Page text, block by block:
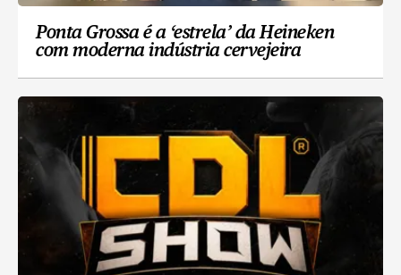
Ponta Grossa é a ‘estrela’ da Heineken
com moderna indústria cervejeira